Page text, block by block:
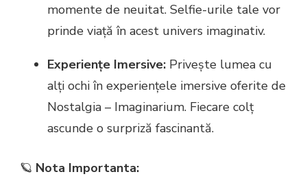
momente de neuitat. Selfie-urile tale vor
prinde viață în acest univers imaginativ.
Experiențe Imersive: Privește lumea cu
alți ochi în experiențele imersive oferite de
Nostalgia – Imaginarium. Fiecare colț
ascunde o surpriză fascinantă.
🪐 Nota Importanta: